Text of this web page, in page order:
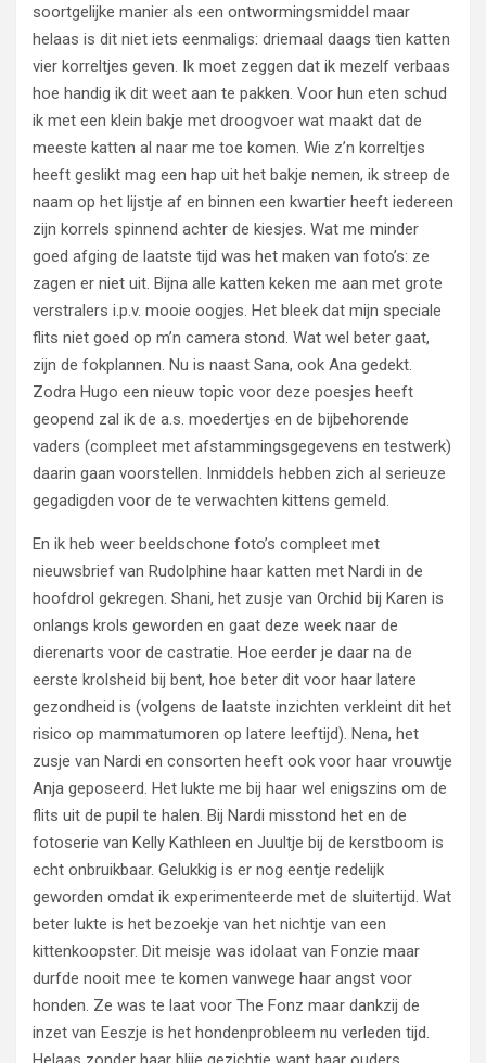
soortgelijke manier als een ontwormingsmiddel maar
helaas is dit niet iets eenmaligs: driemaal daags tien katten
vier korreltjes geven. Ik moet zeggen dat ik mezelf verbaas
hoe handig ik dit weet aan te pakken. Voor hun eten schud
ik met een klein bakje met droogvoer wat maakt dat de
meeste katten al naar me toe komen. Wie z’n korreltjes
heeft geslikt mag een hap uit het bakje nemen, ik streep de
naam op het lijstje af en binnen een kwartier heeft iedereen
zijn korrels spinnend achter de kiesjes. Wat me minder
goed afging de laatste tijd was het maken van foto’s: ze
zagen er niet uit. Bijna alle katten keken me aan met grote
verstralers i.p.v. mooie oogjes. Het bleek dat mijn speciale
flits niet goed op m’n camera stond. Wat wel beter gaat,
zijn de fokplannen. Nu is naast Sana, ook Ana gedekt.
Zodra Hugo een nieuw topic voor deze poesjes heeft
geopend zal ik de a.s. moedertjes en de bijbehorende
vaders (compleet met afstammingsgegevens en testwerk)
daarin gaan voorstellen. Inmiddels hebben zich al serieuze
gegadigden voor de te verwachten kittens gemeld.
En ik heb weer beeldschone foto’s compleet met
nieuwsbrief van Rudolphine haar katten met Nardi in de
hoofdrol gekregen. Shani, het zusje van Orchid bij Karen is
onlangs krols geworden en gaat deze week naar de
dierenarts voor de castratie. Hoe eerder je daar na de
eerste krolsheid bij bent, hoe beter dit voor haar latere
gezondheid is (volgens de laatste inzichten verkleint dit het
risico op mammatumoren op latere leeftijd). Nena, het
zusje van Nardi en consorten heeft ook voor haar vrouwtje
Anja geposeerd. Het lukte me bij haar wel enigszins om de
flits uit de pupil te halen. Bij Nardi misstond het en de
fotoserie van Kelly Kathleen en Juultje bij de kerstboom is
echt onbruikbaar. Gelukkig is er nog eentje redelijk
geworden omdat ik experimenteerde met de sluitertijd. Wat
beter lukte is het bezoekje van het nichtje van een
kittenkoopster. Dit meisje was idolaat van Fonzie maar
durfde nooit mee te komen vanwege haar angst voor
honden. Ze was te laat voor The Fonz maar dankzij de
inzet van Eeszje is het hondenprobleem nu verleden tijd.